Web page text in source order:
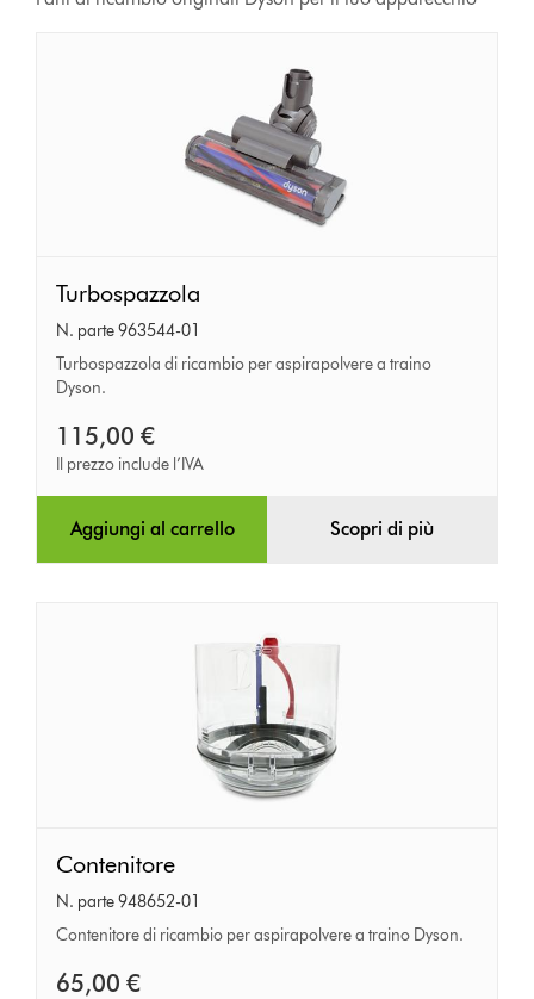
Turbospazzola
N. parte 963544-01
Turbospazzola di ricambio per aspirapolvere a traino
Dyson.
115,00 €
Il prezzo include l’IVA
Aggiungi al carrello Scopri di più
Contenitore
N. parte 948652-01
Contenitore di ricambio per aspirapolvere a traino Dyson.
65,00 €